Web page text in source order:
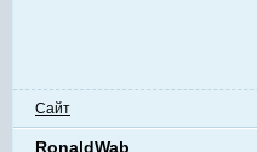
Сайт
RonaldWab